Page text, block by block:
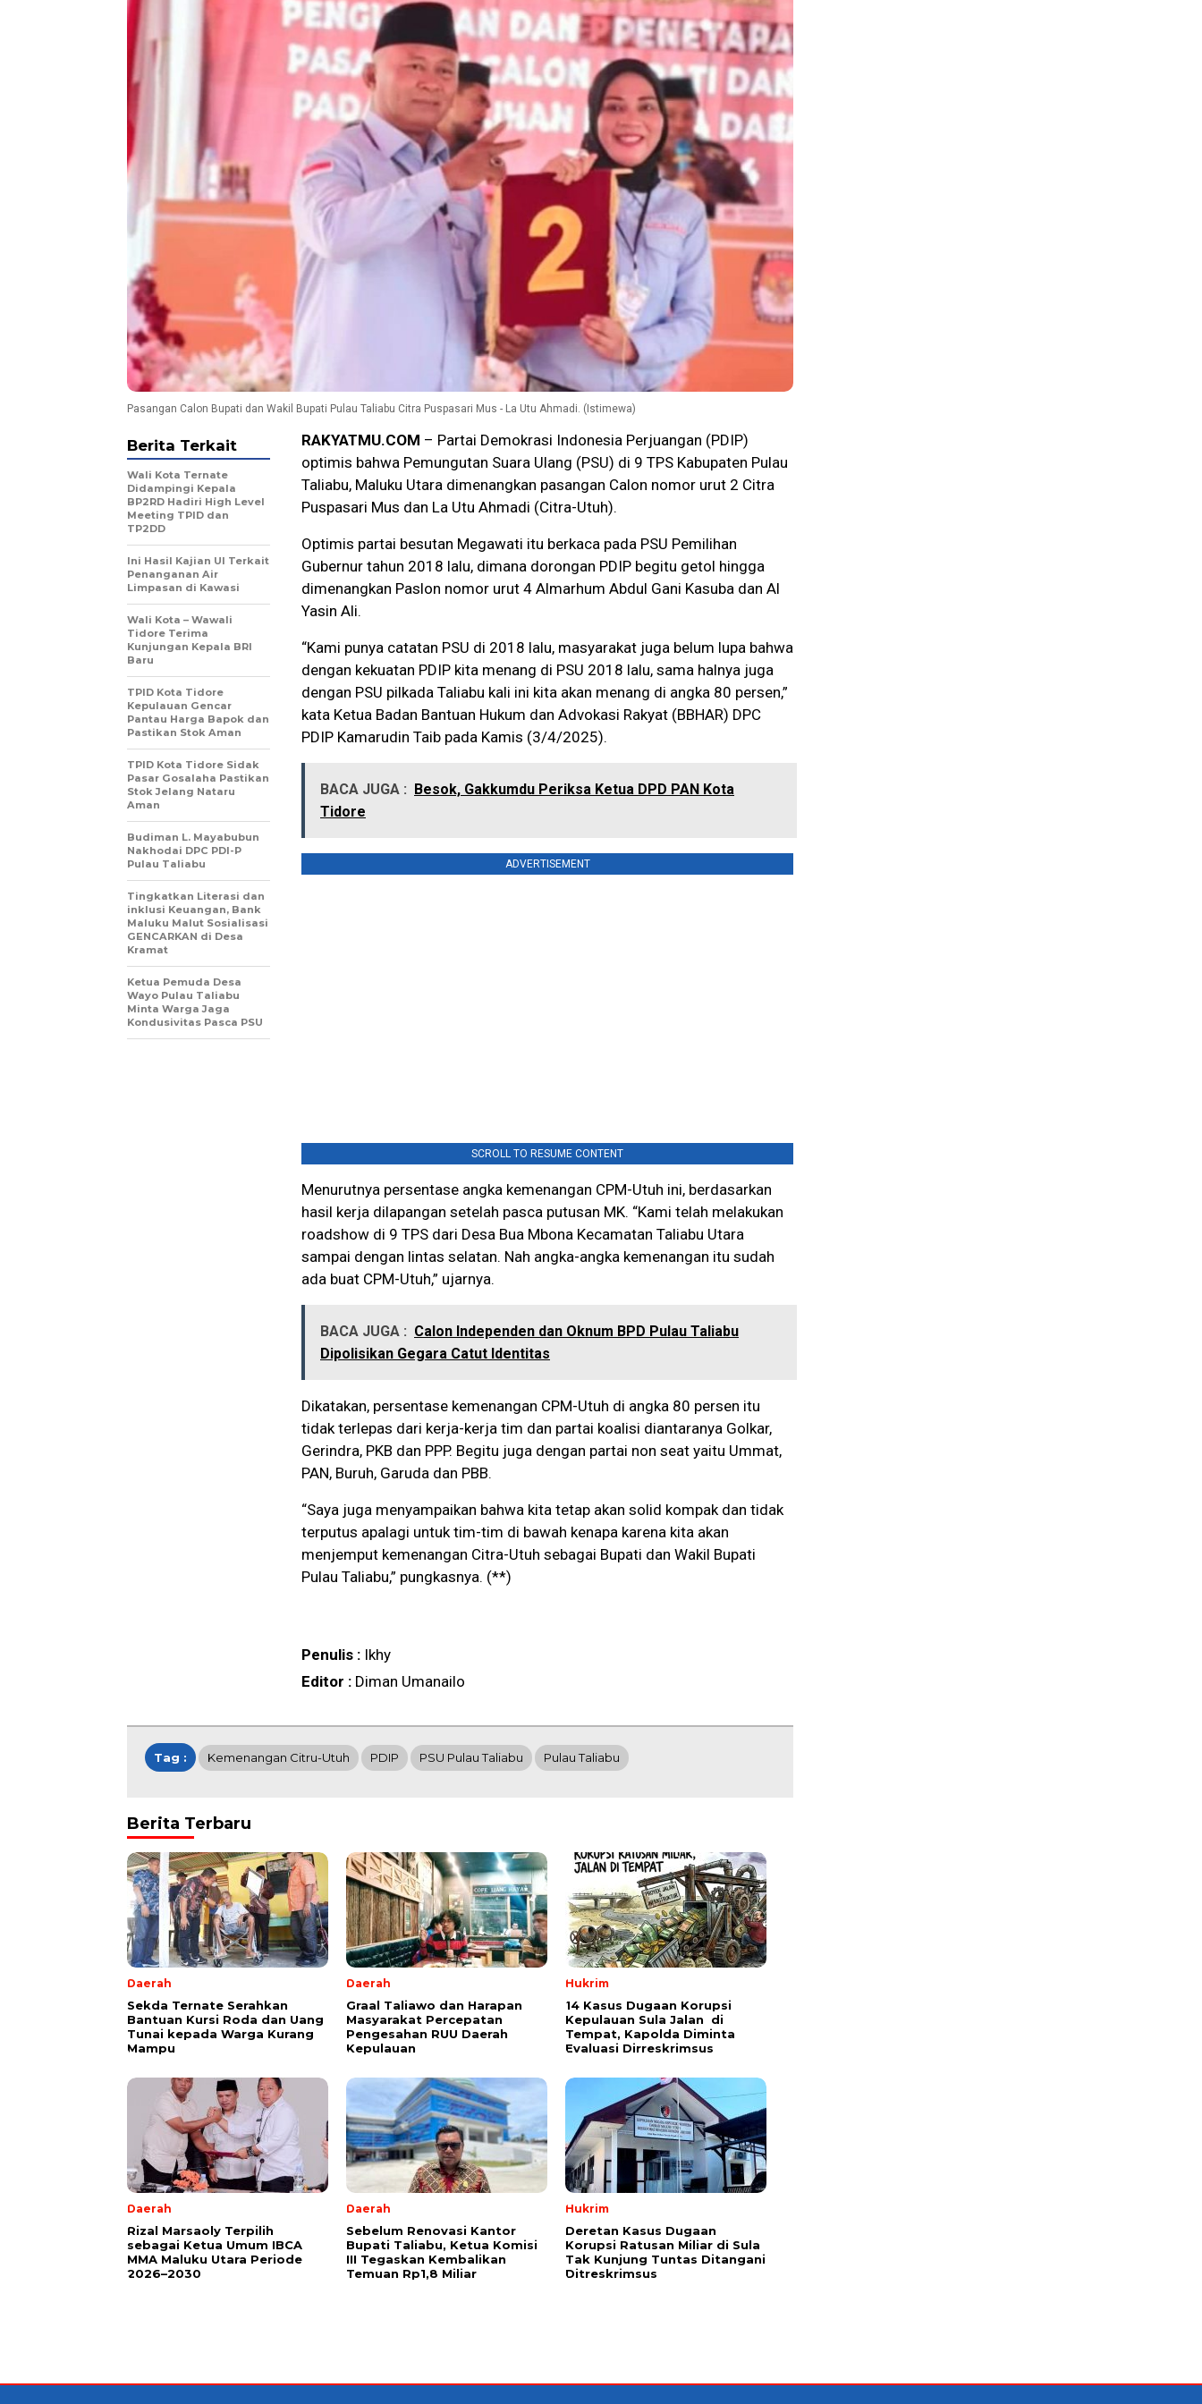
Pasangan Calon Bupati dan Wakil Bupati Pulau Taliabu Citra Puspasari Mus - La Utu Ahmadi. (Istimewa)
RAKYATMU.COM – Partai Demokrasi Indonesia Perjuangan (PDIP)
optimis bahwa Pemungutan Suara Ulang (PSU) di 9 TPS Kabupaten Pulau
Taliabu, Maluku Utara dimenangkan pasangan Calon nomor urut 2 Citra
Puspasari Mus dan La Utu Ahmadi (Citra-Utuh).
Optimis partai besutan Megawati itu berkaca pada PSU Pemilihan
Gubernur tahun 2018 lalu, dimana dorongan PDIP begitu getol hingga
dimenangkan Paslon nomor urut 4 Almarhum Abdul Gani Kasuba dan Al
Yasin Ali.
“Kami punya catatan PSU di 2018 lalu, masyarakat juga belum lupa bahwa
dengan kekuatan PDIP kita menang di PSU 2018 lalu, sama halnya juga
dengan PSU pilkada Taliabu kali ini kita akan menang di angka 80 persen,”
kata Ketua Badan Bantuan Hukum dan Advokasi Rakyat (BBHAR) DPC
PDIP Kamarudin Taib pada Kamis (3/4/2025).
BACA JUGA : Besok, Gakkumdu Periksa Ketua DPD PAN Kota
Tidore
ADVERTISEMENT
SCROLL TO RESUME CONTENT
Menurutnya persentase angka kemenangan CPM-Utuh ini, berdasarkan
hasil kerja dilapangan setelah pasca putusan MK. “Kami telah melakukan
roadshow di 9 TPS dari Desa Bua Mbona Kecamatan Taliabu Utara
sampai dengan lintas selatan. Nah angka-angka kemenangan itu sudah
ada buat CPM-Utuh,” ujarnya.
BACA JUGA : Calon Independen dan Oknum BPD Pulau Taliabu
Dipolisikan Gegara Catut Identitas
Dikatakan, persentase kemenangan CPM-Utuh di angka 80 persen itu
tidak terlepas dari kerja-kerja tim dan partai koalisi diantaranya Golkar,
Gerindra, PKB dan PPP. Begitu juga dengan partai non seat yaitu Ummat,
PAN, Buruh, Garuda dan PBB.
“Saya juga menyampaikan bahwa kita tetap akan solid kompak dan tidak
terputus apalagi untuk tim-tim di bawah kenapa karena kita akan
menjemput kemenangan Citra-Utuh sebagai Bupati dan Wakil Bupati
Pulau Taliabu,” pungkasnya. (**)
Penulis : Ikhy
Editor : Diman Umanailo
Berita Terkait
Wali Kota Ternate
Didampingi Kepala
BP2RD Hadiri High Level
Meeting TPID dan
TP2DD
Ini Hasil Kajian UI Terkait
Penanganan Air
Limpasan di Kawasi
Wali Kota – Wawali
Tidore Terima
Kunjungan Kepala BRI
Baru
TPID Kota Tidore
Kepulauan Gencar
Pantau Harga Bapok dan
Pastikan Stok Aman
TPID Kota Tidore Sidak
Pasar Gosalaha Pastikan
Stok Jelang Nataru
Aman
Budiman L. Mayabubun
Nakhodai DPC PDI-P
Pulau Taliabu
Tingkatkan Literasi dan
inklusi Keuangan, Bank
Maluku Malut Sosialisasi
GENCARKAN di Desa
Kramat
Ketua Pemuda Desa
Wayo Pulau Taliabu
Minta Warga Jaga
Kondusivitas Pasca PSU
Tag : Kemenangan Citru-Utuh PDIP PSU Pulau Taliabu Pulau Taliabu
Berita Terbaru
Daerah
Sekda Ternate Serahkan
Bantuan Kursi Roda dan Uang
Tunai kepada Warga Kurang
Mampu
Daerah
Graal Taliawo dan Harapan
Masyarakat Percepatan
Pengesahan RUU Daerah
Kepulauan
Hukrim
14 Kasus Dugaan Korupsi
Kepulauan Sula Jalan di
Tempat, Kapolda Diminta
Evaluasi Dirreskrimsus
Daerah
Rizal Marsaoly Terpilih
sebagai Ketua Umum IBCA
MMA Maluku Utara Periode
2026–2030
Daerah
Sebelum Renovasi Kantor
Bupati Taliabu, Ketua Komisi
III Tegaskan Kembalikan
Temuan Rp1,8 Miliar
Hukrim
Deretan Kasus Dugaan
Korupsi Ratusan Miliar di Sula
Tak Kunjung Tuntas Ditangani
Ditreskrimsus